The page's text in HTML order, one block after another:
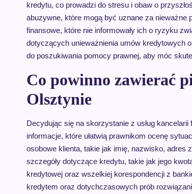
kredytu, co prowadzi do stresu i obaw o
abuzywne, które mogą być uznane za nieważne
finansowe, które nie informowały ich o ryzyku
dotyczących unieważnienia umów kredytowych
do poszukiwania pomocy prawnej, aby móc
Co powinno zawierać
Olsztynie
Decydując się na skorzystanie z usług
informacje, które ułatwią prawnikom ocenę
osobowe klienta, takie jak imię, nazwisko, adres
szczegóły dotyczące kredytu, takie jak jego
kredytowej oraz wszelkiej korespondencji z
kredytem oraz dotychczasowych prób